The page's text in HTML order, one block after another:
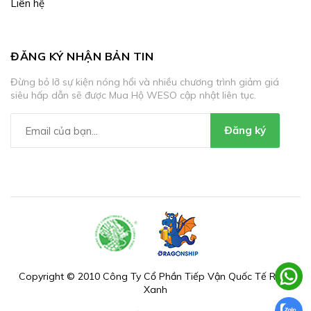
Liên hệ
ĐĂNG KÝ NHẬN BẢN TIN
Đừng bỏ lỡ sự kiện nóng hổi và nhiều chương trình giảm giá
siêu hấp dẫn sẽ được Mua Hộ WESO cập nhật liên tục.
Đăng ký
Copyright © 2010 Công Ty Cổ Phần Tiếp Vận Quốc Tế Rồng
Xanh